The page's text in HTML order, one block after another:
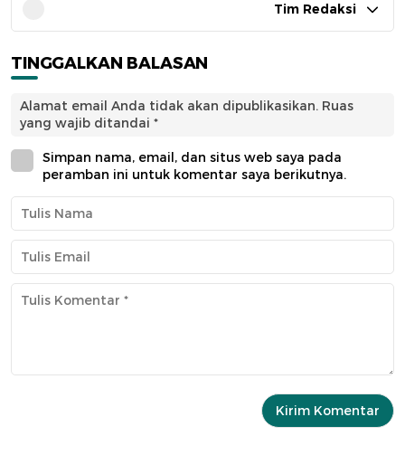
Tim Redaksi
TINGGALKAN BALASAN
Alamat email Anda tidak akan dipublikasikan. Ruas
yang wajib ditandai *
Simpan nama, email, dan situs web saya pada
peramban ini untuk komentar saya berikutnya.